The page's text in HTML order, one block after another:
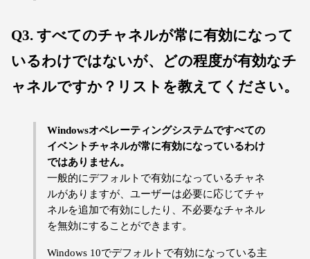
Q3. すべてのチャネルが常に有効になって
いるわけではないが、どの程度が有効なチ
ャネルですか？リストを教えてください。
Windowsオペレーティングシステムですべての
イベントチャネルが常に有効になっているわけ
ではありません。
一般的にデフォルトで有効になっているチャネ
ルがありますが、ユーザーは必要に応じてチャ
ネルを追加で有効にしたり、不必要なチャネル
を無効にすることができます。
Windows 10でデフォルトで有効になっている主